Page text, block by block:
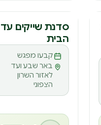
ס
סדנת שייקים עד
הבית
קבעו מפגש
באר שבע ועד
לאזור השרון
הצפוני